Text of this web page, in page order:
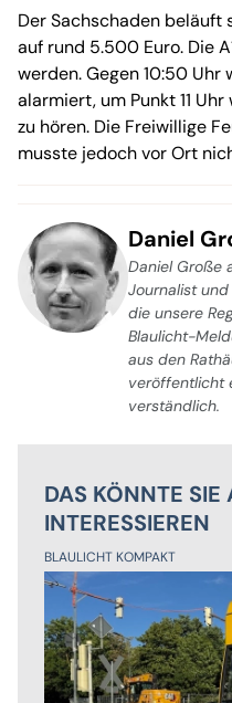
Der Sachschaden beläuft
auf rund 5.500 Euro. Die
werden. Gegen 10:50
alarmiert, um Punkt 11
zu hören. Die Freiwillige
musste jedoch vor Ort
Daniel
Daniel Große
Journalist
die unsere
Blaulicht-
aus den
veröffentlicht
verständlich.
DAS KÖNNTE SIE
INTERESSIEREN
BLAULICHT KOMPAKT